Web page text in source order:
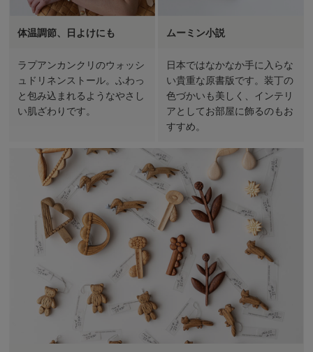
体温調節、日よけにも
ラプアンカンクリのウォッシ
ュドリネンストール。ふわっ
と包み込まれるようなやさし
い肌ざわりです。
ムーミン小説
日本ではなかなか手に入らな
い貴重な原書版です。装丁の
色づかいも美しく、インテリ
アとしてお部屋に飾るのもお
すすめ。